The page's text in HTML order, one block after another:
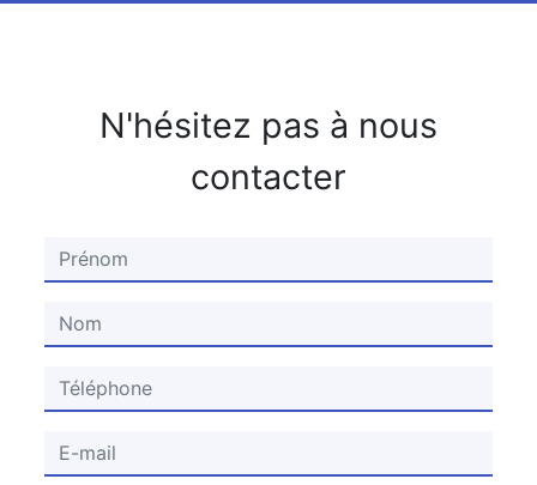
N'hésitez pas à nous
contacter